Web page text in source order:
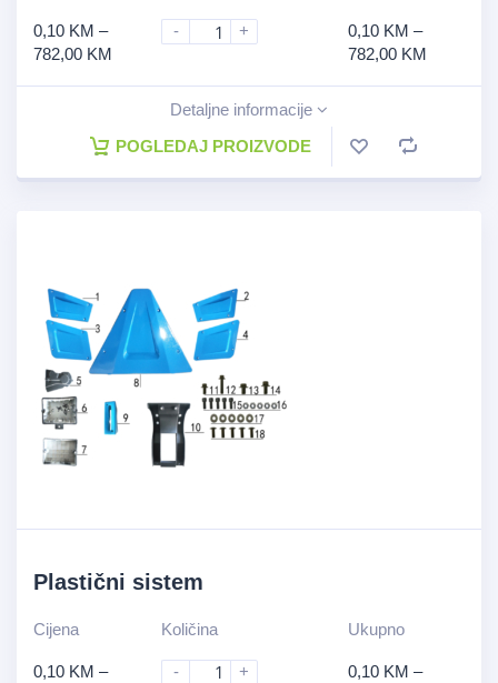
0,10 KM –
782,00 KM
- + 0,10 KM –
782,00 KM
Detaljne informacije
POGLEDAJ PROIZVODE
Plastični sistem
Cijena
0,10 KM –
Količina
- +
Ukupno
0,10 KM –